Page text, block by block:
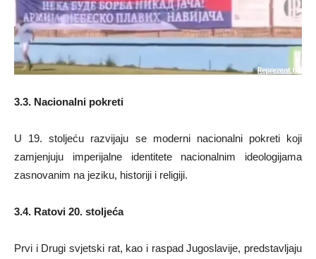
3.3. Nacionalni pokreti
U 19. stoljeću razvijaju se moderni nacionalni pokreti koji
zamjenjuju imperijalne identitete nacionalnim ideologijama
zasnovanim na jeziku, historiji i religiji.
3.4. Ratovi 20. stoljeća
Prvi i Drugi svjetski rat, kao i raspad Jugoslavije, predstavljaju